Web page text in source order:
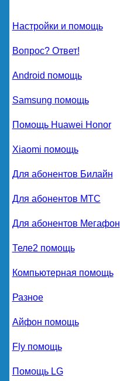
Настройки и помощь
Вопрос? Ответ!
Android помощь
Samsung помощь
Помощь Huawei Honor
Xiaomi помощь
Для абонентов Билайн
Для абонентов МТС
Для абонентов Мегафон
Теле2 помощь
Компьютерная помощь
Разное
Айфон помощь
Fly помощь
Помощь LG